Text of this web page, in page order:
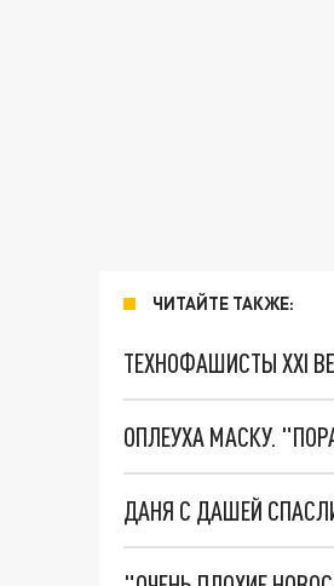
ЧИТАЙТЕ ТАКЖЕ:
ТЕХНОФАШИСТЫ XXI
ОПЛЕУХА МАСКУ.
ДАНЯ С ДАШЕЙ